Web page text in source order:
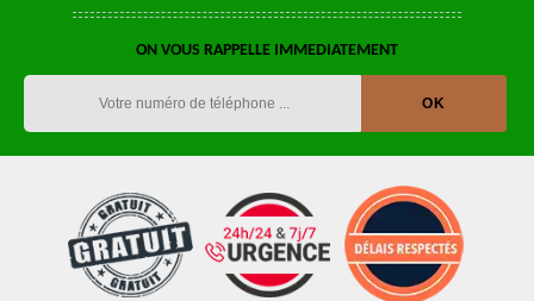
ON VOUS RAPPELLE IMMEDIATEMENT